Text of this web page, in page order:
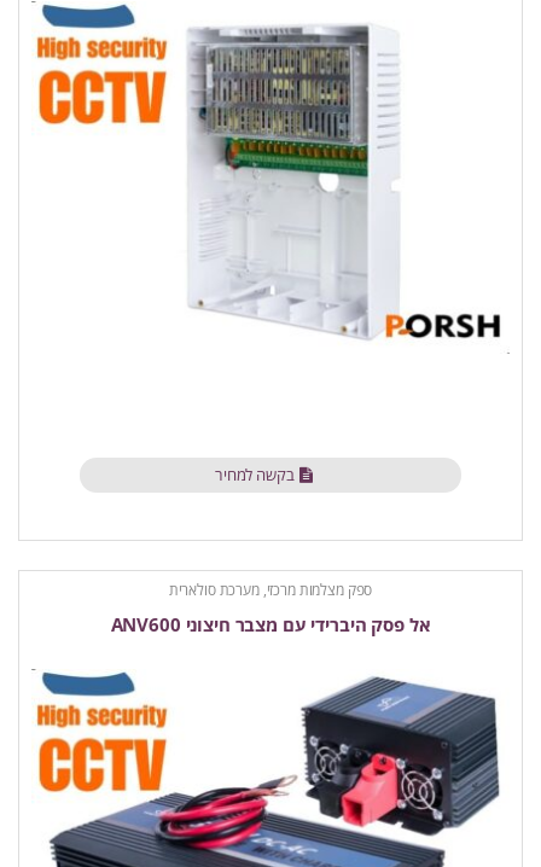
בקשה למחיר
ספק מצלמות מרכזי, מערכת סולארית
אל פסק היברידי עם מצבר חיצוני ANV600